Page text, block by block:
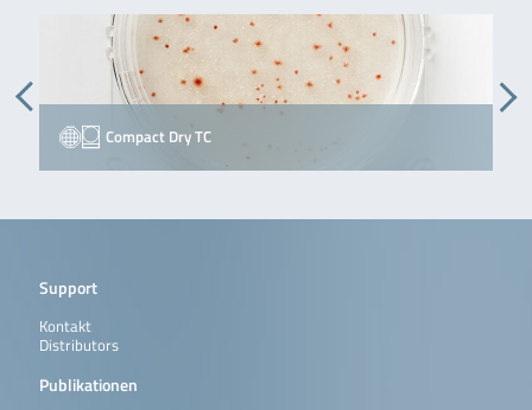
Compact Dry TC
Support
Kontakt
Distributors
Publikationen